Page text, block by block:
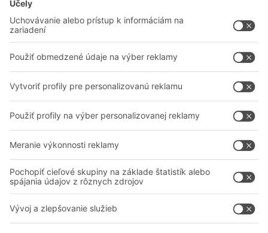
Regálové systémy
Dopravné systémy
Poradenstvo a služby
Profesionálne sklady
Kontaktný formulár
Spoločnosť
O nás
Naše výrobné závody
Zdieľať
A BIT O F
YOUR LIFE.